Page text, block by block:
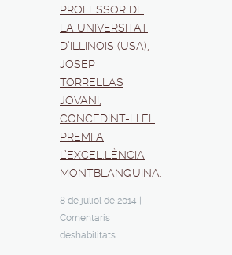
PROFESSOR DE
LA UNIVERSITAT
D’ILLINOIS (USA),
JOSEP
TORRELLAS
JOVANI,
CONCEDINT-LI EL
PREMI A
L’EXCEL.LÈNCIA
MONTBLANQUINA.
8 de juliol de 2014
Comentaris
deshabilitats